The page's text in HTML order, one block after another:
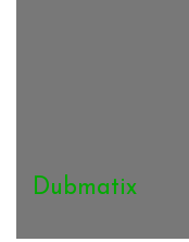
Dubmatix